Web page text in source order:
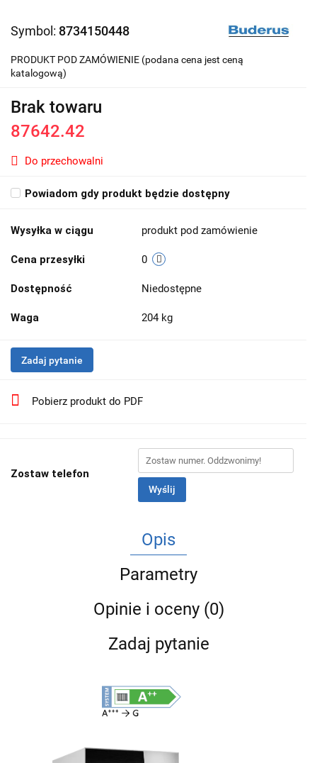
Symbol: 8734150448
PRODUKT POD ZAMÓWIENIE (podana cena jest ceną
katalogową)
Brak towaru
87642.42
Do przechowalni
Powiadom gdy produkt będzie dostępny
Wysyłka w ciągu produkt pod zamówienie
Cena przesyłki 0
Dostępność Niedostępne
Waga 204 kg
Zadaj pytanie
Pobierz produkt do PDF
Zostaw telefon
Wyślij
Opis
Parametry
Opinie i oceny (0)
Zadaj pytanie